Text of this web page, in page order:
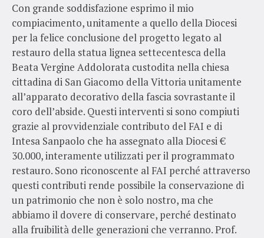
Con grande soddisfazione esprimo il mio
compiacimento, unitamente a quello della Diocesi
per la felice conclusione del progetto legato al
restauro della statua lignea settecentesca della
Beata Vergine Addolorata custodita nella chiesa
cittadina di San Giacomo della Vittoria unitamente
all’apparato decorativo della fascia sovrastante il
coro dell’abside. Questi interventi si sono compiuti
grazie al provvidenziale contributo del FAI e di
Intesa Sanpaolo che ha assegnato alla Diocesi €
30.000, interamente utilizzati per il programmato
restauro. Sono riconoscente al FAI perché attraverso
questi contributi rende possibile la conservazione di
un patrimonio che non è solo nostro, ma che
abbiamo il dovere di conservare, perché destinato
alla fruibilità delle generazioni che verranno. Prof.